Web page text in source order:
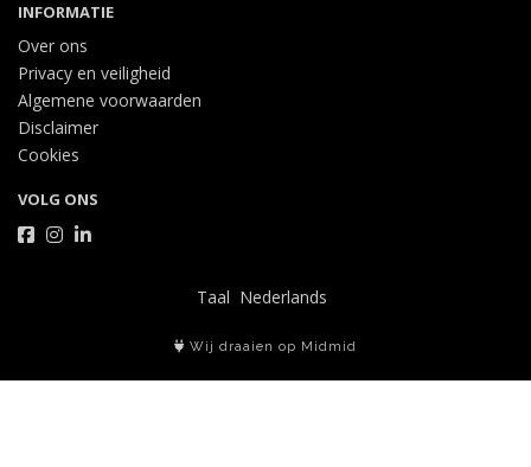
INFORMATIE
Over ons
Privacy en veiligheid
Algemene voorwaarden
Disclaimer
Cookies
VOLG ONS
Taal
Wij draaien op Midmid